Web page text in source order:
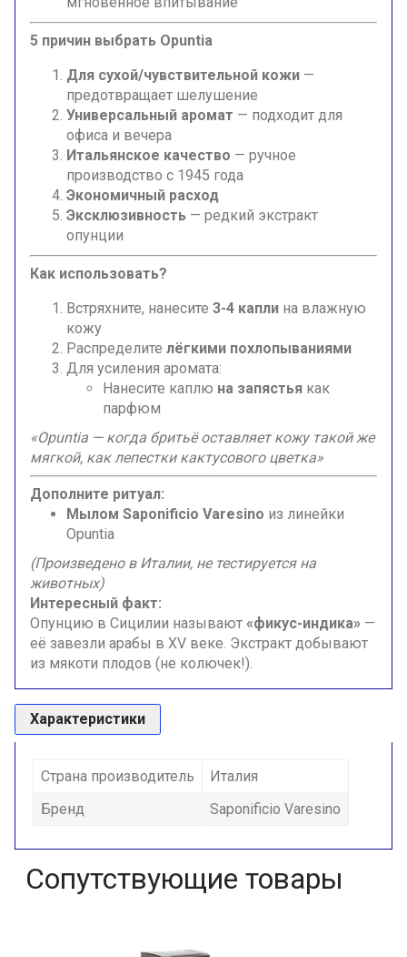
5 причин выбрать Opuntia
Для сухой/чувствительной кожи —
предотвращает шелушение
Универсальный аромат — подходит для
офиса и вечера
Итальянское качество — ручное
производство с 1945 года
Экономичный расход
Эксклюзивность — редкий экстракт
опунции
Как использовать?
Встряхните, нанесите 3-4 капли на влажную
кожу
Распределите лёгкими похлопываниями
Для усиления аромата:
Нанесите каплю на запястья как
парфюм
«Opuntia — когда бритьё оставляет кожу такой же
мягкой, как лепестки кактусового цветка»
Дополните ритуал:
Мылом Saponificio Varesino из линейки
Opuntia
(Произведено в Италии, не тестируется на
животных)
Интересный факт:
Опунцию в Сицилии называют «фикус-индика» —
её завезли арабы в XV веке. Экстракт добывают
из мякоти плодов (не колючек!).
Характеристики
Страна производитель
Италия
Бренд
Saponificio Varesino
Сопутствующие товары